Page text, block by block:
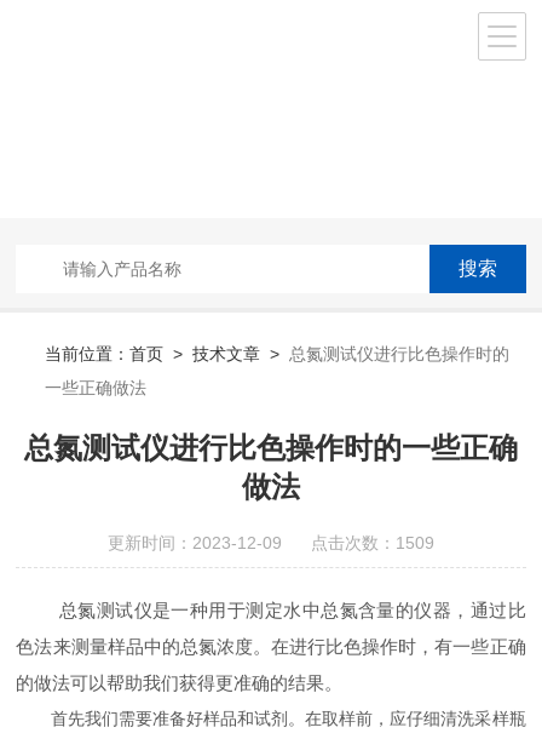
当前位置：首页 >技术文章 > 总氮测试仪进行比色操作时的
一些正确做法
总氮测试仪进行比色操作时的一些正确
做法
更新时间：2023-12-09 点击次数：1509
总氮测试仪是一种用于测定水中总氮含量的仪器，通过比
色法来测量样品中的总氮浓度。在进行比色操作时，有一些正确
的做法可以帮助我们获得更准确的结果。
首先我们需要准备好样品和试剂。在取样前，应仔细清洗采样瓶